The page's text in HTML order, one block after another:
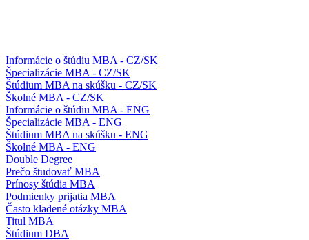
Informácie o štúdiu MBA - CZ/SK
Špecializácie MBA - CZ/SK
Štúdium MBA na skúšku - CZ/SK
Školné MBA - CZ/SK
Informácie o štúdiu MBA - ENG
Špecializácie MBA - ENG
Štúdium MBA na skúšku - ENG
Školné MBA - ENG
Double Degree
Prečo študovať MBA
Prínosy štúdia MBA
Podmienky prijatia MBA
Často kladené otázky MBA
Titul MBA
Štúdium DBA